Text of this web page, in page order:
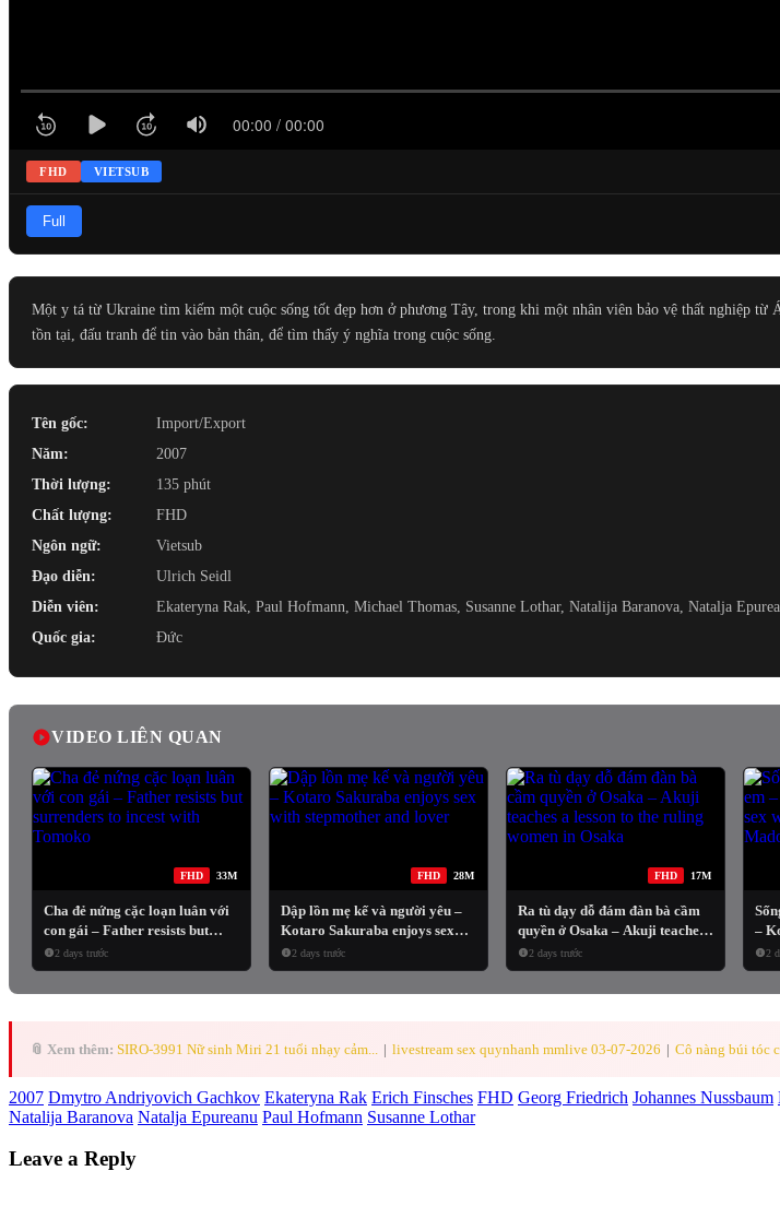
FHD VIETSUB
Full
Một y tá từ Ukraine tìm kiếm một cuộc sống tốt đẹp hơn ở phương Tây, trong khi một nhân viên bảo vệ thất nghiệp
tồn tại, đấu tranh để tin vào bản thân, để tìm thấy ý nghĩa trong cuộc sống.
Tên gốc:
Import/Export
Năm:
2007
Thời lượng:
135 phút
Chất lượng:
FHD
Ngôn ngữ:
Vietsub
Đạo diễn:
Ulrich Seidl
Diễn viên:
Ekateryna Rak, Paul Hofmann, Michael Thomas, Susanne Lothar, Natalija Baranova, Natalja
Quốc gia:
Đức
VIDEO LIÊN QUAN
FHD 33M
Cha đẻ nứng cặc loạn luân với
con gái – Father resists but
surrenders to incest with
Tomoko
2 days trước
FHD 28M
Dập lồn mẹ kế và người yêu –
Kotaro Sakuraba enjoys sex
with stepmother and lover
2 days trước
FHD 17M
Ra tù dạy dỗ đám đàn bà cầm
quyền ở Osaka – Akuji teaches
a lesson to the ruling women in
Osaka
2 days trước
–
2
📎 Xem thêm: SIRO-3991 Nữ sinh Miri 21 tuổi nhạy cảm... | livestream sex quynhanh mmlive 03-07-2026 | Cô nàng búi tóc
2007 Dmytro Andriyovich Gachkov Ekateryna Rak Erich Finsches FHD Georg Friedrich Johannes Nussbaum
Natalija Baranova Natalja Epureanu Paul Hofmann Susanne Lothar
Leave a Reply